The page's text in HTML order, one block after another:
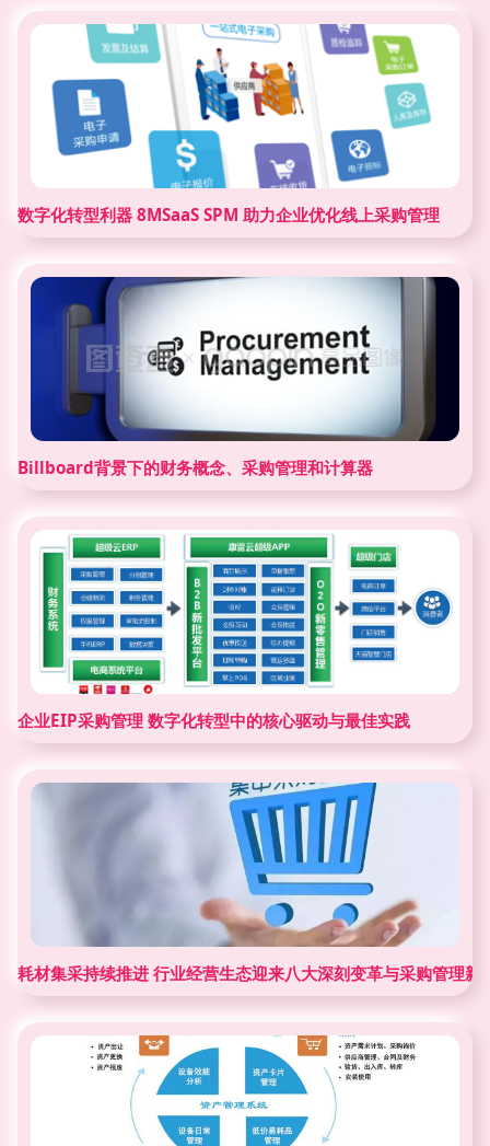
数字化转型利器 8MSaaS SPM 助力企业优化线上采购管理
Billboard背景下的财务概念、采购管理和计算器
企业EIP采购管理 数字化转型中的核心驱动与最佳实践
耗材集采持续推进 行业经营生态迎来八大深刻变革与采购管理新